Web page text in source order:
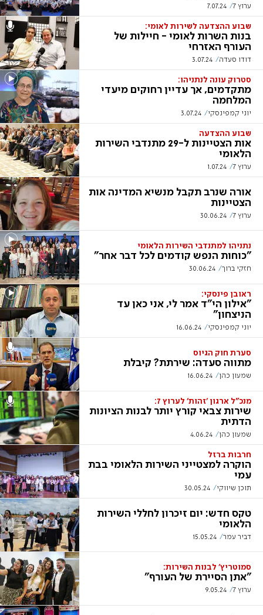
ערוץ 7 7.07.24
שבוע ההצדעה לשירות לאומי:
בנות השרות לאומי - חיילות של
העורף האזרחי
דודו סעדה 3.07.24
סטרוק עונה לנתניהו:
מתקדמים, אך עדיין רחוקים מיעדי
המלחמה
יוני קמפינסקי 3.07.24
שבוע ההצדעה
אות הצטיינות ל-29 מתנדבי השירות
הלאומי
ערוץ 7 1.07.24
אורה שנרב תקבל מנשיא המדינה אות
הצטיינות
ערוץ 7 30.06.24
נתניהו למתנדבי השירות הלאומי
"כוחות הנפש קודמים לכל דבר אחר"
חזקי ברוך 30.06.24
ראובן פינסקי:
"אילון הי"ד אמר לי, אני כאן עד
הניצחון"
יוני קמפינסקי 16.06.24
סערת חוק הגיוס
מתווה סעדה: שירתת? קיבלת
שמעון כהן 16.06.24
מנכ"ל ארגון 'זהות' לערוץ 7:
שירות צבאי קורץ יותר לבנות הציונות
הדתית
שמעון כהן 4.06.24
חרבות ברזל
הוקרה למצטייני השירות הלאומי בבת
עמי
תוכן שיווקי 30.05.24
טקס חדש: יום זיכרון לחללי השירות
הלאומי
דביר עמר 15.05.24
סמוטריץ' לבנות השירות:
"אתן הסיירת של העורף"
ערוץ 7 9.05.24